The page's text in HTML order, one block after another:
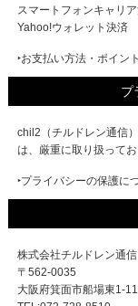
スマートフォンキャリ
Yahoo!ウォレット決済
‣お支払い方法・ポイン
プ
chil2（チルドレン通信
は、厳重に取り扱ってお
‣プライバシーの保護に
株式会社チルドレン通信
〒562-0035
大阪府箕面市船場東1-